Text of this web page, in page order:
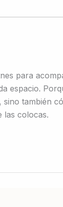
para
espacio.
sino también
las colocas.